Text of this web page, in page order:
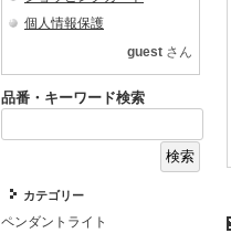
個人情報保護
guest さん
品番・キーワード検索
カテゴリー
ペンダントライト